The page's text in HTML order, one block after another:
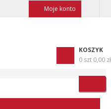
Moje konto
KOSZYK
0 szt 0,00 zł